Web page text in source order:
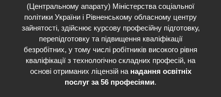
(Центральному апарату) Міністерства соціальної
політики України і Рівненському обласному центру
зайнятості, здійснює курсову професійну підготовку,
перепідготовку та підвищення кваліфікації
безробітних, у тому числі робітників високого рівня
кваліфікації з технологічно складних професій, на
основі отриманих ліцензій на надання освітніх
послуг за 56 професіями.